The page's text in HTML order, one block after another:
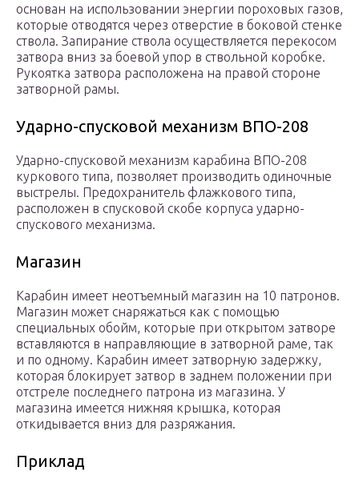
основан на использовании энергии пороховых газов,
которые отводятся через отверстие в боковой стенке
ствола. Запирание ствола осуществляется перекосом
затвора вниз за боевой упор в ствольной коробке.
Рукоятка затвора расположена на правой стороне
затворной рамы.
Ударно-спусковой механизм ВПО-208
Ударно-спусковой механизм карабина ВПО-208
куркового типа, позволяет производить одиночные
выстрелы. Предохранитель флажкового типа,
расположен в спусковой скобе корпуса ударно-
спускового механизма.
Магазин
Карабин имеет неотъемный магазин на 10 патронов.
Магазин может снаряжаться как с помощью
специальных обойм, которые при открытом затворе
вставляются в направляющие в затворной раме, так
и по одному. Карабин имеет затворную задержку,
которая блокирует затвор в заднем положении при
отстреле последнего патрона из магазина. У
магазина имеется нижняя крышка, которая
откидывается вниз для разряжания.
Приклад